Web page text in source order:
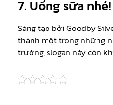
7. Uống sữa
Sáng tạo bởi Goodby
thành một trong những
trường, slogan này còn